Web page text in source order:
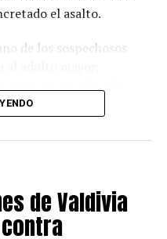
dos menores
el asalto.
de los sospechosos
en un vehículo
el delito y facilitar la
(SIP) de Carabineros,
a los presuntos
de cámaras de
antecedentes
de Valdivia